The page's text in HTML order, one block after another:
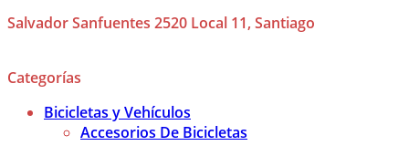
Salvador Sanfuentes 2520 Local 11, Santiago
Categorías
Bicicletas y Vehículos
Accesorios De Bicicletas